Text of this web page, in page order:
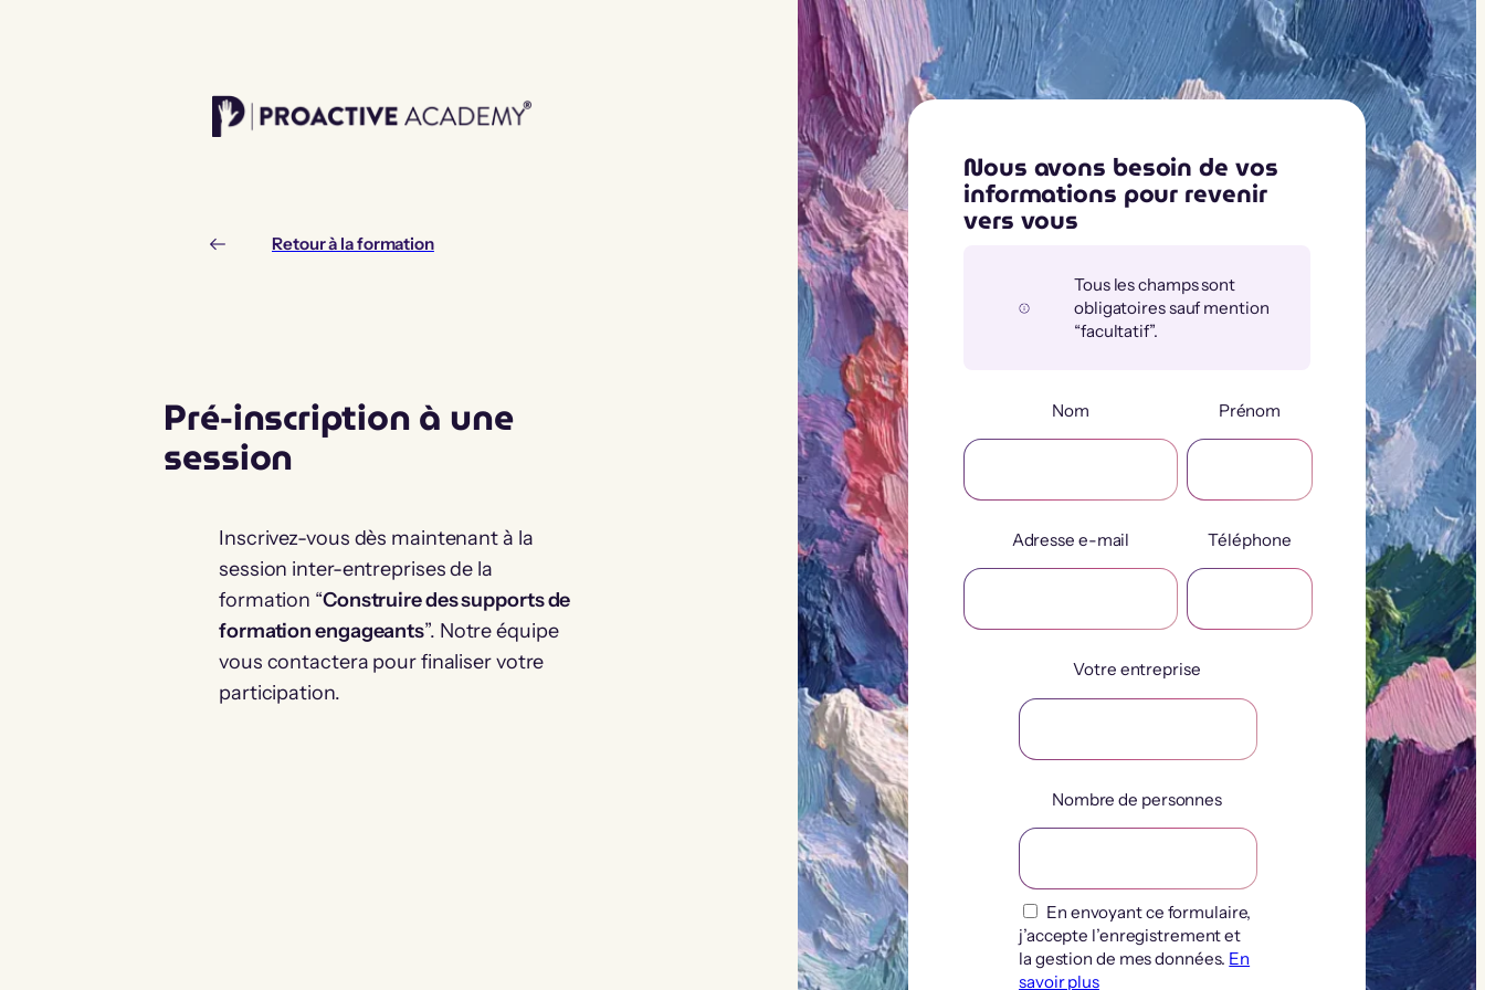
Retour à la formation
Pré-inscription à une
session
Inscrivez-vous dès maintenant à la
session inter-entreprises de la
formation “Construire des supports de
formation engageants”. Notre équipe
vous contactera pour finaliser votre
participation.
Nous avons besoin de vos
informations pour revenir
vers vous
Tous les champs sont
obligatoires sauf mention
“facultatif”.
Nom Prénom
Adresse e-mail Téléphone
Votre entreprise
Nombre de personnes
En envoyant ce formulaire,
j’accepte l’enregistrement et
la gestion de mes données. En
savoir plus